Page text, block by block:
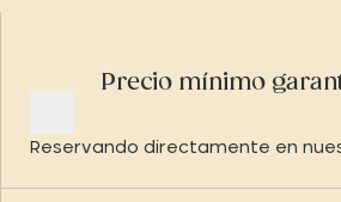
Precio mínimo
Reservando directamente en